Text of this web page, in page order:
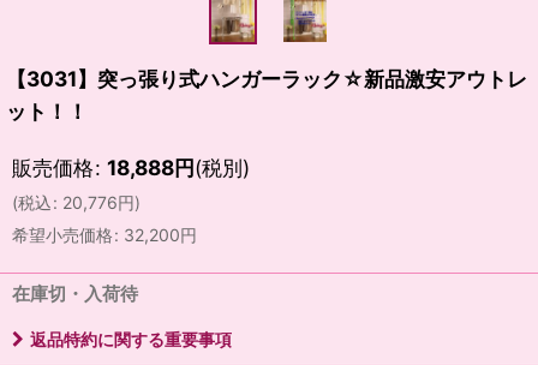
【3031】突っ張り式ハンガーラック☆新品激安アウトレ
ット！！
販売価格: 18,888円(税別)
(税込: 20,776円)
希望小売価格: 32,200円
在庫切・入荷待
返品特約に関する重要事項